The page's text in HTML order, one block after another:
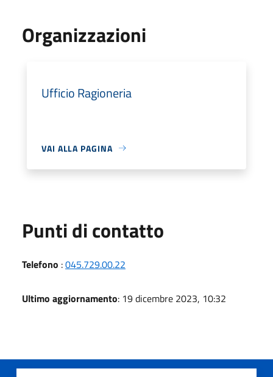
Organizzazioni
Ufficio Ragioneria
VAI ALLA PAGINA
Punti di contatto
Telefono :045.729.00.22
Ultimo aggiornamento: 19 dicembre 2023, 10:32